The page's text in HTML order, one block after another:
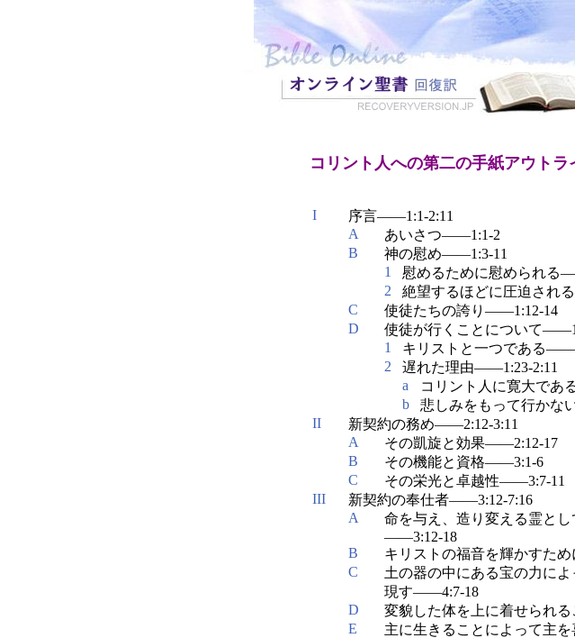
コリント人への第二の手紙アウトラ
I
序言――1:1-2:11
A
あいさつ――1:1-2
B
神の慰め――1:3-11
1
慰めるために慰められる
2
絶望するほどに圧迫され
C
使徒たちの誇り――1:12-14
D
使徒が行くことについて
1
キリストと一つである
2
遅れた理由――1:23-2:11
a
コリント人に寛大であ
b
悲しみをもって行かな
II
新契約の務め――2:12-3:11
A
その凱旋と効果――2:12-17
B
その機能と資格――3:1-6
C
その栄光と卓越性――3:7-11
III
新契約の奉仕者――3:12-7:16
A
命を与え、造り変える霊と
――3:12-18
B
キリストの福音を輝かすた
C
土の器の中にある宝の力に
現す――4:7-18
D
変貌した体を上に着せられ
E
主に生きることによって主